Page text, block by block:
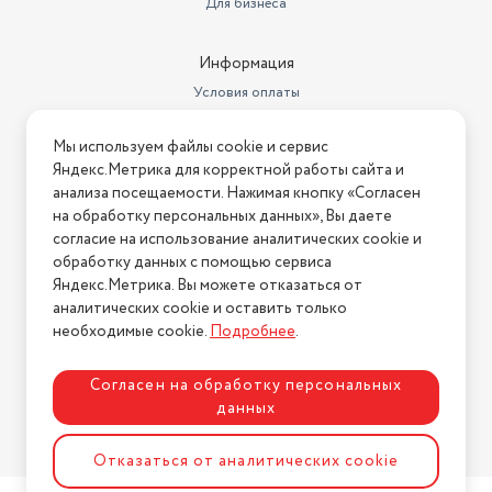
Информация
Условия оплаты
Условия возврата
Нашли ошибку на сайте? Напишите нам
2026 © Интернет-магазин "АстМаркет". У нас есть всё!
Политика конфиденциальности
Разработка сайтаASTDESIGN
Мы используем файлы cookie и сервис
Яндекс.Метрика для корректной работы сайта и
анализа посещаемости. Нажимая кнопку «Согласен
на обработку персональных данных», Вы даете
согласие на использование аналитических cookie и
обработку данных с помощью сервиса
Яндекс.Метрика. Вы можете отказаться от
аналитических cookie и оставить только
необходимые cookie.Подробнее.
Согласен на обработку персональных
данных
Отказаться от аналитических cookie